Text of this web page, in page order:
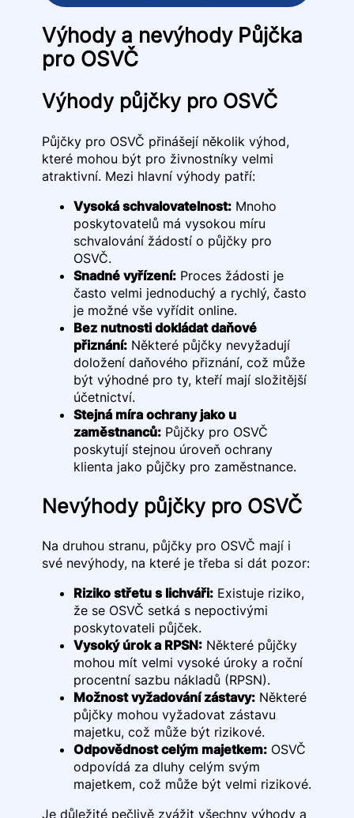
Výhody a nevýhody Půjčka
pro OSVČ
Výhody půjčky pro OSVČ
Půjčky pro OSVČ přinášejí několik výhod,
které mohou být pro živnostníky velmi
atraktivní. Mezi hlavní výhody patří:
Vysoká schvalovatelnost:Mnoho
poskytovatelů má vysokou míru
schvalování žádostí o půjčky pro
OSVČ.
Snadné vyřízení:Proces žádosti je
často velmi jednoduchý a rychlý, často
je možné vše vyřídit online.
Bez nutnosti dokládat daňové
přiznání:Některé půjčky nevyžadují
doložení daňového přiznání, což může
být výhodné pro ty, kteří mají složitější
účetnictví.
Stejná míra ochrany jako u
zaměstnanců:Půjčky pro OSVČ
poskytují stejnou úroveň ochrany
klienta jako půjčky pro zaměstnance.
Nevýhody půjčky pro OSVČ
Na druhou stranu, půjčky pro OSVČ mají i
své nevýhody, na které je třeba si dát pozor:
Riziko střetu s lichváři:Existuje riziko,
že se OSVČ setká s nepoctivými
poskytovateli půjček.
Vysoký úrok a RPSN:Některé půjčky
mohou mít velmi vysoké úroky a roční
procentní sazbu nákladů (RPSN).
Možnost vyžadování zástavy:Některé
půjčky mohou vyžadovat zástavu
majetku, což může být rizikové.
Odpovědnost celým majetkem:OSVČ
odpovídá za dluhy celým svým
majetkem, což může být velmi rizikové.
Je důležité pečlivě zvážit všechny výhody a